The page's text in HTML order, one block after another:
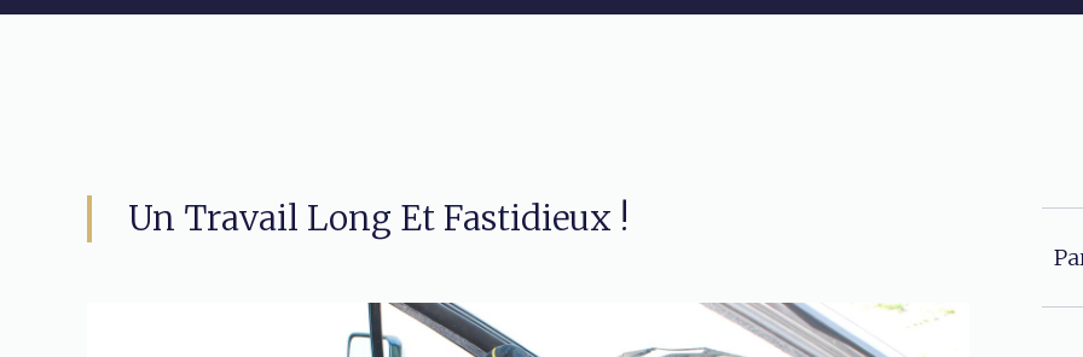
Un Travail Long Et Fastidieux !